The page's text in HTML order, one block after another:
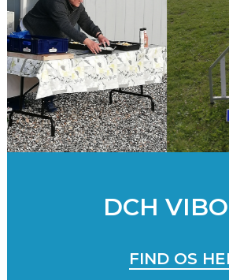
DCH
FIND OS